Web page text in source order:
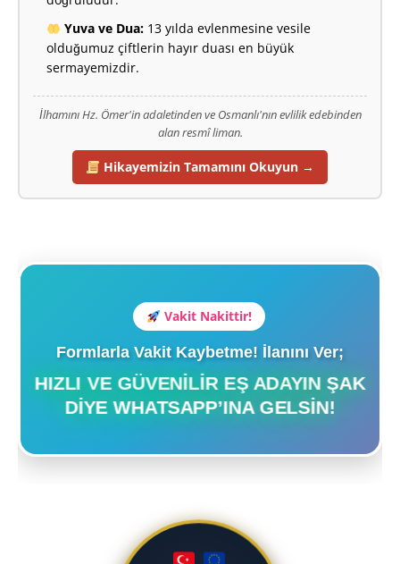
Yuva ve Dua:13 yılda evlenmesine vesile
olduğumuz çiftlerin hayır duası en büyük
sermayemizdir.
İlhamını Hz. Ömer'in adaletinden ve Osmanlı'nın evlilik edebinden
alan resmî liman.
Hikayemizin Tamamını Okuyun →
Vakit Nakittir!
Formlarla Vakit Kaybetme! İlanını Ver;
HIZLI VE GÜVENILIR EŞ ADAYIN ŞAK
DIYE WHATSAPP’INA GELSIN!